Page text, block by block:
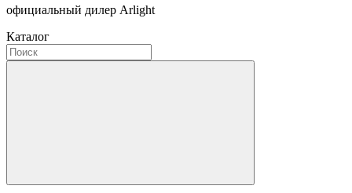
официальный дилер Arlight
Каталог